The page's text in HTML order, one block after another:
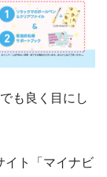
も良く目にし
イト「マイナビ